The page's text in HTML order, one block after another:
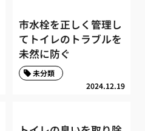
市水栓を正しく管理し
てトイレのトラブルを
未然に防ぐ
2024.12.19
未分類